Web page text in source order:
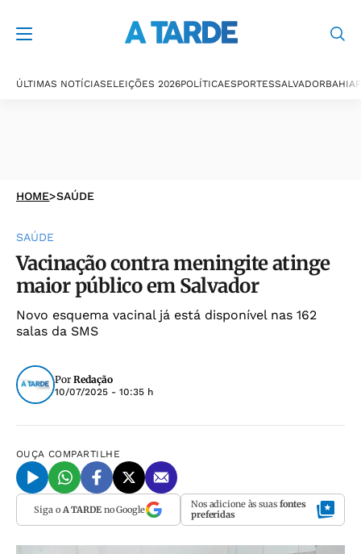
ÚLTIMAS NOTÍCIASELEIÇÕES 2026POLÍTICAESPORTESSALVADORBAHIA
HOME>SAÚDE
SAÚDE
Vacinação contra meningite atinge
maior público em Salvador
Novo esquema vacinal já está disponível nas 162
salas da SMS
Por Redação
10/07/2025 - 10:35 h
OUÇA COMPARTILHE
Siga o A TARDEno Google Nos adicione às suas fontes
preferidas